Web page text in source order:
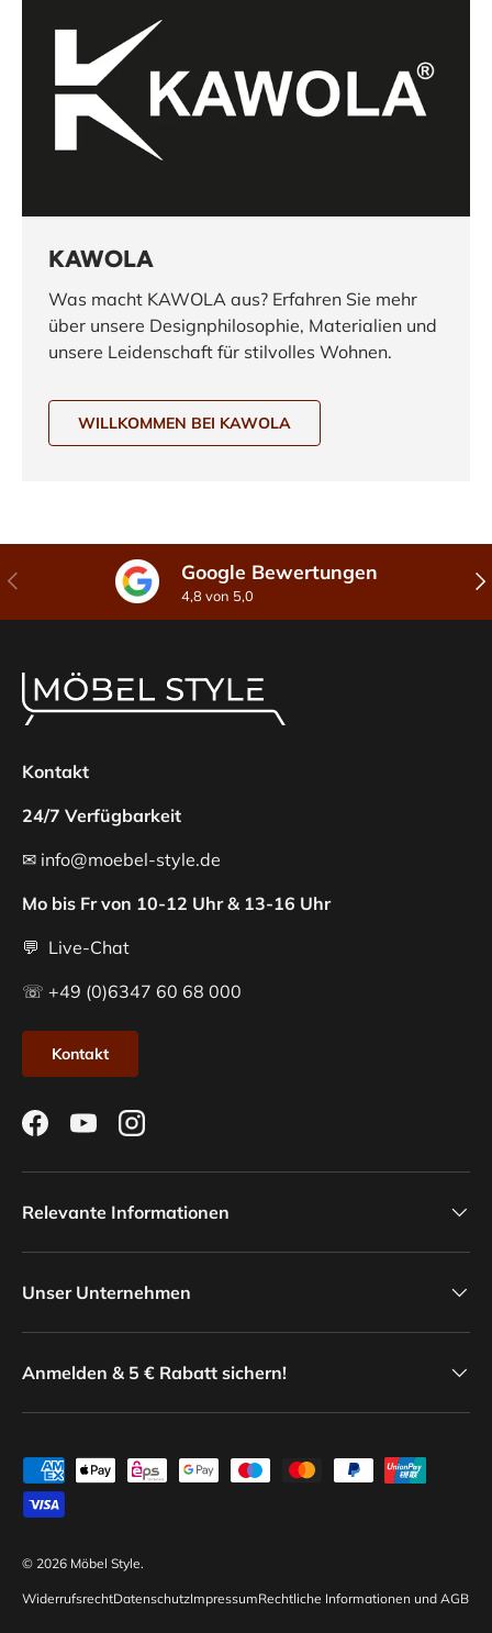
KAWOLA
Was macht KAWOLA aus? Erfahren Sie mehr
über unsere Designphilosophie, Materialien und
unsere Leidenschaft für stilvolles Wohnen.
WILLKOMMEN BEI KAWOLA
Vorherige Google Bewertungen
4,8 von 5,0
Kontakt
24/7 Verfügbarkeit
✉ info@moebel-style.de
Mo bis Fr von 10-12 Uhr & 13-16 Uhr
💬 Live-Chat
☏ +49 (0)6347 60 68 000
Kontakt
FacebookYouTubeInstagram
Relevante Informationen
Unser Unternehmen
Anmelden & 5 € Rabatt sichern!
Zahlungsmethoden
© 2026 Möbel Style.
WiderrufsrechtDatenschutzImpressumRechtliche Informationen und AGB